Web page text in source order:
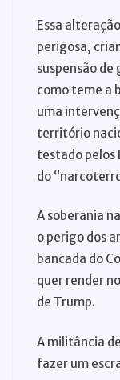
Essa
perigosa,
suspensão
como teme a
uma
território
testado pelos
do
A soberania
o perigo dos
bancada do
quer render
de Trump.
A militância
fazer um